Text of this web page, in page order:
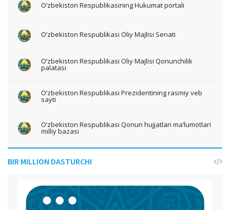
O‘zbekiston Respublikasining Hukumat portali
O‘zbekiston Respublikasi Oliy Majlisi Senati
O‘zbekiston Respublikasi Oliy Majlisi Qonunchilik
palatasi
O‘zbekiston Respublikasi Prezidentining rasmiy veb
sayti
O‘zbekiston Respublikasi Qonun hujjatlari ma’lumotlari
milliy bazasi
BIR MILLION DASTURCHI